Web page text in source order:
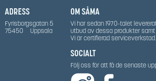
ADRESS
Fyrisborgsgatan 5
75450
Uppsala
OM SÅMA
Vi har sedan 1970-talet
utbud av dessa produkter samt
Vi är certifierad serviceverkstad.
SOCIALT
Följ oss för att få de senaste